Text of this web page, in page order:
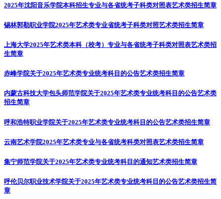
2025年沈阳音乐学院本科招生专业与各省统考子科类对照表艺术类招生简章
锡林郭勒职业学院2025年艺术类专业省统考子科类对照艺术类招生简章
上海大学2025年艺术类本科（校考）专业与各省统考子科类对照表艺术类招
生简章
赤峰学院关于2025年艺术类专业统考科目的公告艺术类招生简章
内蒙古科技大学包头师范学院关于2025年艺术类专业统考科目的公告艺术类
招生简章
呼和浩特职业学院关于2025年艺术类专业统考科目的公告艺术类招生简章
云南艺术学院2025年艺术类专业与各省统考科类对照表艺术类招生简章
集宁师范学院关于2025年艺术类专业统考科目的通知艺术类招生简章
呼伦贝尔职业技术学院关于2025年艺术类专业统考科目的公告艺术类招生简
章